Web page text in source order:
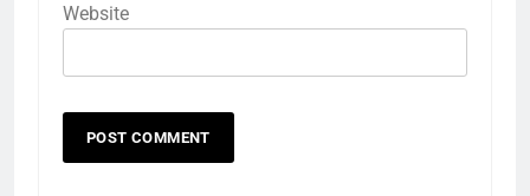
Website